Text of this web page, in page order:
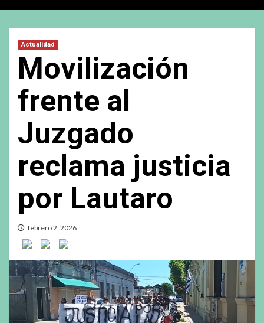
Actualidad
Movilización
frente al
Juzgado
reclama justicia
por Lautaro
febrero 2, 2026